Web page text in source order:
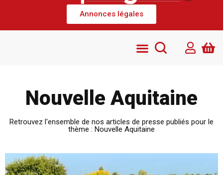
Annonces légales
Nouvelle Aquitaine
Retrouvez l'ensemble de nos articles de presse publiés pour le
thème : Nouvelle Aquitaine